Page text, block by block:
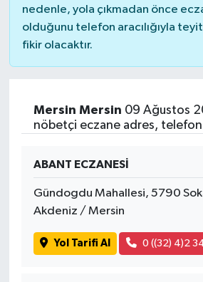
nedenle, yola çıkmadan önce
olduğunu telefon aracılığıyla
fikir olacaktır.
Mersin Mersin 09 Ağustos
nöbetçi eczane adres, telefon
ABANT ECZANESİ
Gündogdu Mahallesi, 5790
Akdeniz / Mersin
Yol Tarifi Al 0 ((32) 4)2